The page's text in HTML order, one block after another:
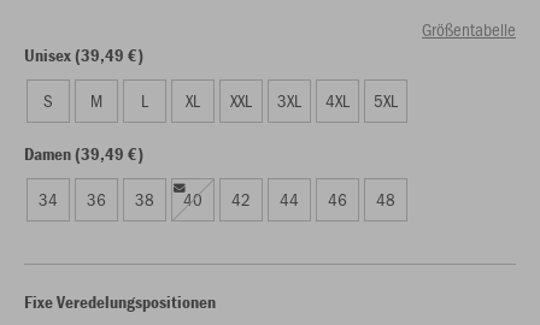
Größentabelle
Unisex (39,49 €)
S M L XL XXL 3XL 4XL 5XL
Damen (39,49 €)
34 36 38 40 42 44 46 48
Fixe Veredelungspositionen